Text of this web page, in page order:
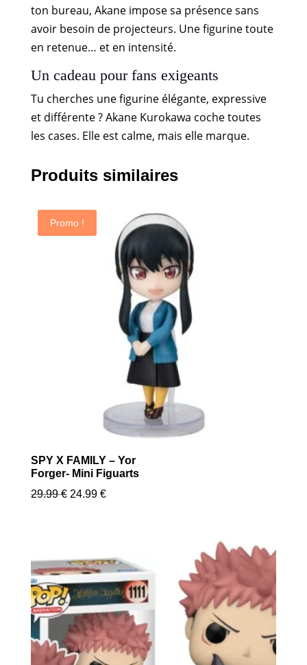
ton bureau, Akane impose sa présence sans
avoir besoin de projecteurs. Une figurine toute
en retenue… et en intensité.
Un cadeau pour fans exigeants
Tu cherches une figurine élégante, expressive
et différente ? Akane Kurokawa coche toutes
les cases. Elle est calme, mais elle marque.
Produits similaires
Promo !
SPY X FAMILY – Yor
Forger- Mini Figuarts
29.99€ Le
29.99 €.
24.99 €Le
24.99 €.